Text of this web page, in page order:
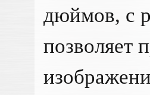
дюймов, с
позволяет